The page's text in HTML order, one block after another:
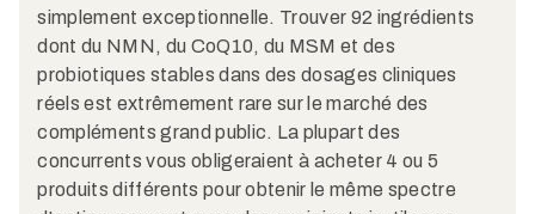
simplement exceptionnelle. Trouver 92 ingrédients
dont du NMN, du CoQ10, du MSM et des
probiotiques stables dans des dosages cliniques
réels est extrêmement rare sur le marché des
compléments grand public. La plupart des
concurrents vous obligeraient à acheter 4 ou 5
produits différents pour obtenir le même spectre